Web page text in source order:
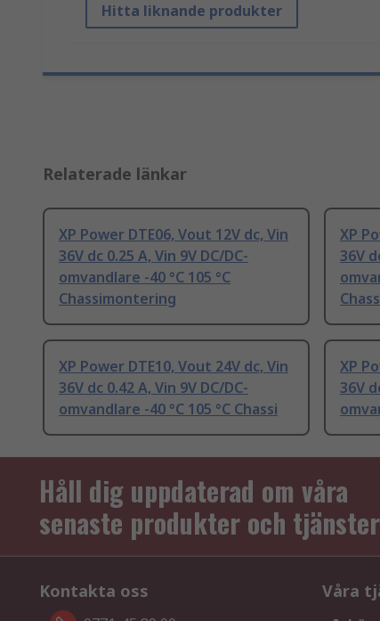
Hitta liknande produkter
Relaterade länkar
XP Power DTE06, Vout 12V dc, Vin
36V dc 0.25 A, Vin 9V DC/DC-
omvandlare -40 °C 105 °C
Chassimontering
XP
36V
XP Power DTE10, Vout 24V dc, Vin
36V dc 0.42 A, Vin 9V DC/DC-
omvandlare -40 °C 105 °C Chassi
XP
36V
Håll dig uppdaterad om våra
senaste produkter och tjänster
Kontakta oss Våra